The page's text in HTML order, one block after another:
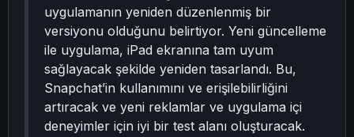
uygulamanın yeniden düzenlenmiş bir
versiyonu olduğunu belirtiyor. Yeni güncelleme
ile uygulama, iPad ekranına tam uyum
sağlayacak şekilde yeniden tasarlandı. Bu,
Snapchat’in kullanımını ve erişilebilirliğini
artıracak ve yeni reklamlar ve uygulama içi
deneyimler için iyi bir test alanı oluşturacak.